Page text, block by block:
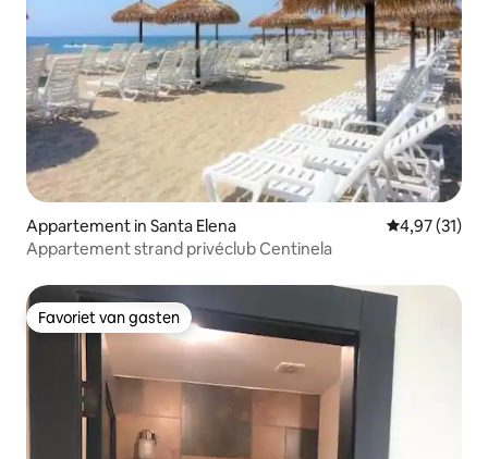
Appartement in Santa Elena Gemiddelde
4,97 (31)
Appartement strand privéclub Centinela
Favoriet van gasten
Favoriet van gasten